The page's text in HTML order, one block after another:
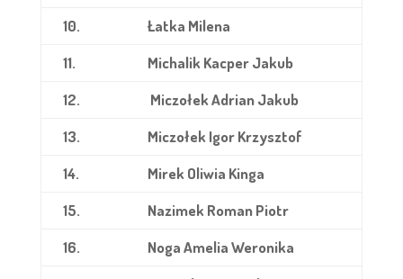
10.
Łatka Milena
11.
Michalik Kacper Jakub
12.
Miczołek Adrian Jakub
13.
Miczołek Igor Krzysztof
14.
Mirek Oliwia Kinga
15.
Nazimek Roman Piotr
16.
Noga Amelia Weronika